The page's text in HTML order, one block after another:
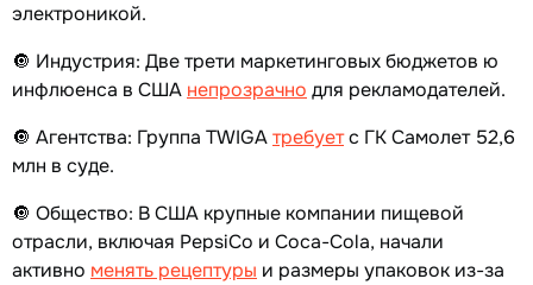
электроникой.
🔘 Индустрия: Две трети маркетинговых бюджетов ю
инфлюенса в США непрозрачно для рекламодателей.
🔘 Агентства: Группа TWIGAтребуетс ГК Самолет 52,6
млн в суде.
🔘 Общество: В США крупные компании пищевой
отрасли, включая PepsiCo и Coca-Cola, начали
активно менять рецептуры и размеры упаковок из-за